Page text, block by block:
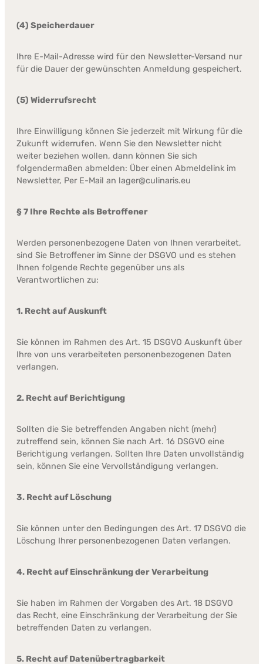
(4) Speicherdauer
Ihre E-Mail-Adresse wird für den Newsletter-Versand nur
für die Dauer der gewünschten Anmeldung gespeichert.
(5) Widerrufsrecht
Ihre Einwilligung können Sie jederzeit mit Wirkung für die
Zukunft widerrufen. Wenn Sie den Newsletter nicht
weiter beziehen wollen, dann können Sie sich
folgendermaßen abmelden: Über einen Abmeldelink im
Newsletter, Per E-Mail an lager@culinaris.eu
§ 7 Ihre Rechte als Betroffener
Werden personenbezogene Daten von Ihnen verarbeitet,
sind Sie Betroffener im Sinne der DSGVO und es stehen
Ihnen folgende Rechte gegenüber uns als
Verantwortlichen zu:
1. Recht auf Auskunft
Sie können im Rahmen des Art. 15 DSGVO Auskunft über
Ihre von uns verarbeiteten personenbezogenen Daten
verlangen.
2. Recht auf Berichtigung
Sollten die Sie betreffenden Angaben nicht (mehr)
zutreffend sein, können Sie nach Art. 16 DSGVO eine
Berichtigung verlangen. Sollten Ihre Daten unvollständig
sein, können Sie eine Vervollständigung verlangen.
3. Recht auf Löschung
Sie können unter den Bedingungen des Art. 17 DSGVO die
Löschung Ihrer personenbezogenen Daten verlangen.
4. Recht auf Einschränkung der Verarbeitung
Sie haben im Rahmen der Vorgaben des Art. 18 DSGVO
das Recht, eine Einschränkung der Verarbeitung der Sie
betreffenden Daten zu verlangen.
5. Recht auf Datenübertragbarkeit